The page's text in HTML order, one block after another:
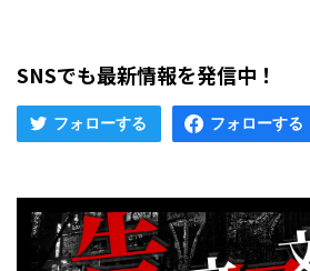
SNSでも最新情報を発信中！